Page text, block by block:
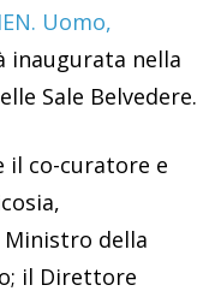
Uomo,
inaugurata nella
Sale Belvedere.
il co-curatore e
della
il Direttore